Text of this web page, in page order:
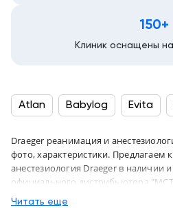
150+
Клиник оснащены
Atlan Babylog Evita
Draeger реанимация и
фото, характеристики.
анестезиология Draeger в наличии
официального дистрибьютора
город Москва и по всей России
Читать еще